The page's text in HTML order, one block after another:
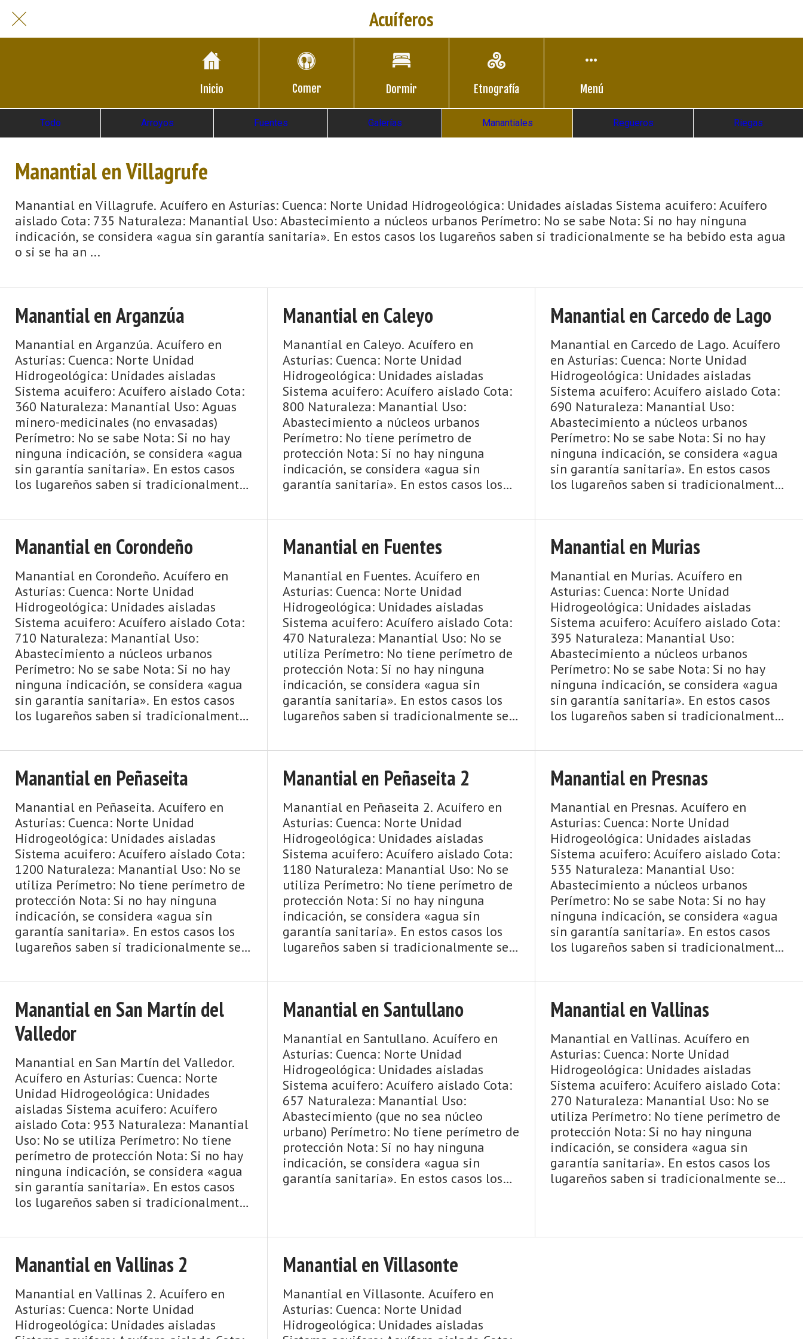
Acuíferos
Inicio Comer Dormir Etnografía Menú
Todo Arroyos Fuentes Galerías Manantiales Regueros Riegas
Manantial en Villagrufe
Manantial en Villagrufe. Acuífero en Asturias: Cuenca: Norte Unidad Hidrogeológica: Unidades aisladas Sistema acuifero: Acuífero
aislado Cota: 735 Naturaleza: Manantial Uso: Abastecimiento a núcleos urbanos Perímetro: No se sabe Nota: Si no hay ninguna
indicación, se considera «agua sin garantía sanitaria». En estos casos los lugareños saben si tradicionalmente se ha bebido esta agua
o si se ha an ...
Manantial en Arganzúa
Manantial en Arganzúa. Acuífero en
Asturias: Cuenca: Norte Unidad
Hidrogeológica: Unidades aisladas
Sistema acuifero: Acuífero aislado Cota:
360 Naturaleza: Manantial Uso: Aguas
minero-medicinales (no envasadas)
Perímetro: No se sabe Nota: Si no hay
ninguna indicación, se considera «agua
sin garantía sanitaria». En estos casos
los lugareños saben si tradicionalmente
Manantial en Caleyo
Manantial en Caleyo. Acuífero en
Asturias: Cuenca: Norte Unidad
Hidrogeológica: Unidades aisladas
Sistema acuifero: Acuífero aislado Cota:
800 Naturaleza: Manantial Uso:
Abastecimiento a núcleos urbanos
Perímetro: No tiene perímetro de
protección Nota: Si no hay ninguna
indicación, se considera «agua sin
garantía sanitaria». En estos casos los
ha be ...
Manantial en Carcedo de Lago
Manantial en Carcedo de Lago. Acuífero
en Asturias: Cuenca: Norte Unidad
Hidrogeológica: Unidades aisladas
Sistema acuifero: Acuífero aislado Cota:
690 Naturaleza: Manantial Uso:
Abastecimiento a núcleos urbanos
Perímetro: No se sabe Nota: Si no hay
ninguna indicación, se considera «agua
sin garantía sanitaria». En estos casos
los lugareños saben si tradicionalmente
Manantial en Corondeño
Manantial en Corondeño. Acuífero en
Asturias: Cuenca: Norte Unidad
Hidrogeológica: Unidades aisladas
Sistema acuifero: Acuífero aislado Cota:
710 Naturaleza: Manantial Uso:
Abastecimiento a núcleos urbanos
Perímetro: No se sabe Nota: Si no hay
ninguna indicación, se considera «agua
sin garantía sanitaria». En estos casos
los lugareños saben si tradicionalmente
Manantial en Fuentes
Manantial en Fuentes. Acuífero en
Asturias: Cuenca: Norte Unidad
Hidrogeológica: Unidades aisladas
Sistema acuifero: Acuífero aislado Cota:
470 Naturaleza: Manantial Uso: No se
utiliza Perímetro: No tiene perímetro de
protección Nota: Si no hay ninguna
indicación, se considera «agua sin
garantía sanitaria». En estos casos los
lugareños saben si tradicionalmente se
Manantial en Murias
Manantial en Murias. Acuífero en
Asturias: Cuenca: Norte Unidad
Hidrogeológica: Unidades aisladas
Sistema acuifero: Acuífero aislado Cota:
395 Naturaleza: Manantial Uso:
Abastecimiento a núcleos urbanos
Perímetro: No se sabe Nota: Si no hay
ninguna indicación, se considera «agua
sin garantía sanitaria». En estos casos
los lugareños saben si tradicionalmente
...
Manantial en Peñaseita
Manantial en Peñaseita. Acuífero en
Asturias: Cuenca: Norte Unidad
Hidrogeológica: Unidades aisladas
Sistema acuifero: Acuífero aislado Cota:
1200 Naturaleza: Manantial Uso: No se
utiliza Perímetro: No tiene perímetro de
protección Nota: Si no hay ninguna
indicación, se considera «agua sin
garantía sanitaria». En estos casos los
lugareños saben si tradicionalmente se
Manantial en Peñaseita 2
Manantial en Peñaseita 2. Acuífero en
Asturias: Cuenca: Norte Unidad
Hidrogeológica: Unidades aisladas
Sistema acuifero: Acuífero aislado Cota:
1180 Naturaleza: Manantial Uso: No se
utiliza Perímetro: No tiene perímetro de
protección Nota: Si no hay ninguna
indicación, se considera «agua sin
garantía sanitaria». En estos casos los
lugareños saben si tradicionalmente se
Manantial en Presnas
Manantial en Presnas. Acuífero en
Asturias: Cuenca: Norte Unidad
Hidrogeológica: Unidades aisladas
Sistema acuifero: Acuífero aislado Cota:
535 Naturaleza: Manantial Uso:
Abastecimiento a núcleos urbanos
Perímetro: No se sabe Nota: Si no hay
ninguna indicación, se considera «agua
sin garantía sanitaria». En estos casos
los lugareños saben si tradicionalmente
Manantial en San Martín del
Valledor
Manantial en San Martín del Valledor.
Acuífero en Asturias: Cuenca: Norte
Unidad Hidrogeológica: Unidades
aisladas Sistema acuifero: Acuífero
aislado Cota: 953 Naturaleza: Manantial
Uso: No se utiliza Perímetro: No tiene
perímetro de protección Nota: Si no hay
ninguna indicación, se considera «agua
sin garantía sanitaria». En estos casos
los lugareños saben si tradicionalmente
Manantial en Santullano
Manantial en Santullano. Acuífero en
Asturias: Cuenca: Norte Unidad
Hidrogeológica: Unidades aisladas
Sistema acuifero: Acuífero aislado Cota:
657 Naturaleza: Manantial Uso:
Abastecimiento (que no sea núcleo
urbano) Perímetro: No tiene perímetro de
protección Nota: Si no hay ninguna
indicación, se considera «agua sin
garantía sanitaria». En estos casos los
Manantial en Vallinas
Manantial en Vallinas. Acuífero en
Asturias: Cuenca: Norte Unidad
Hidrogeológica: Unidades aisladas
Sistema acuifero: Acuífero aislado Cota:
270 Naturaleza: Manantial Uso: No se
utiliza Perímetro: No tiene perímetro de
protección Nota: Si no hay ninguna
indicación, se considera «agua sin
garantía sanitaria». En estos casos los
lugareños saben si tradicionalmente se
Manantial en Vallinas 2
Manantial en Vallinas 2. Acuífero en
Asturias: Cuenca: Norte Unidad
Hidrogeológica: Unidades aisladas
Manantial en Villasonte
Manantial en Villasonte. Acuífero en
Asturias: Cuenca: Norte Unidad
Hidrogeológica: Unidades aisladas